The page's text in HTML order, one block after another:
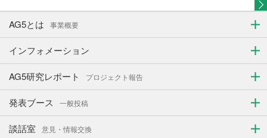
AG5とは 事業概要
インフォメーション
AG5研究レポート プロジェクト報告
発表ブース 一般投稿
談話室 意見・情報交換